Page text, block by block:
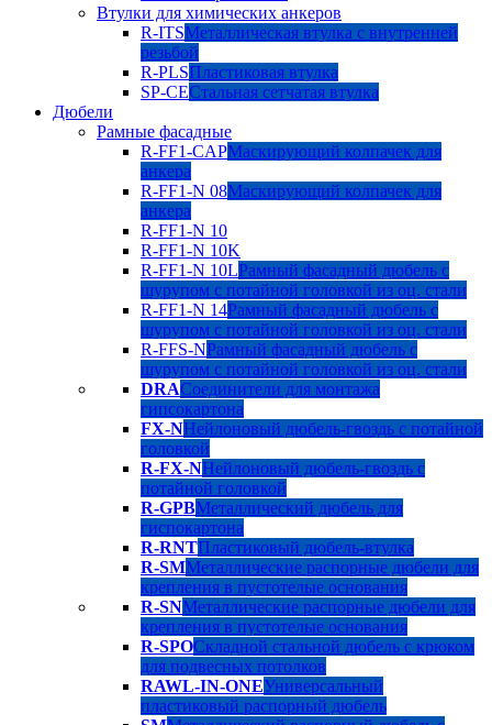
Втулки для химических анкеров
R-ITSМеталлическая втулка с внутренней
резьбой
R-PLSПластиковая втулка
SP-CEСтальная сетчатая втулка
Дюбели
Рамные фасадные
R-FF1-CAPМаскирующий колпачек для
анкера
R-FF1-N 08Маскирующий колпачек для
анкера
R-FF1-N 10
R-FF1-N 10K
R-FF1-N 10LРамный фасадный дюбель с
шурупом с потайной головкой из оц. стали
R-FF1-N 14Рамный фасадный дюбель с
шурупом с потайной головкой из оц. стали
R-FFS-NРамный фасадный дюбель с
шурупом с потайной головкой из оц. стали
DRAСоединители для монтажа
гипсокартона
FX-NНейлоновый дюбель-гвоздь с потайной
головкой
R-FX-NНейлоновый дюбель-гвоздь с
потайной головкой
R-GPBМеталлический дюбель для
гиспокартона
R-RNTПластиковый дюбель-втулка
R-SMМеталлические распорные дюбели для
крепления в пустотелые основания
R-SNМеталлические распорные дюбели для
крепления в пустотелые основания
R-SPOСкладной стальной дюбель с крюком
для подвесных потолков
RAWL-IN-ONEУниверсальный
пластиковый распорный дюбель